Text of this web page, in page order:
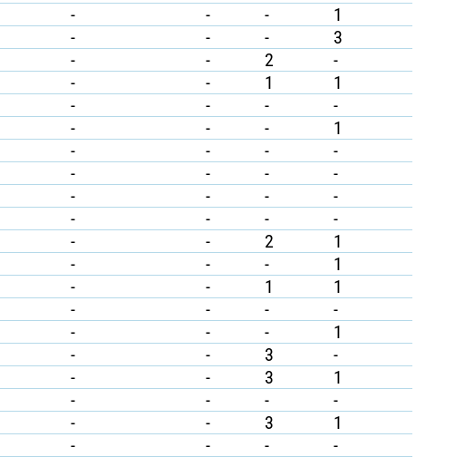
- - -
1
- - -
3
- - 2
-
- - 1
1
- - -
-
- - -
1
- - -
-
- - -
-
- - -
-
- - -
-
- - 2
1
- - -
1
- - 1
1
- - -
-
- - -
1
- - 3
-
- - 3
1
- - -
-
- - 3
1
- - - -